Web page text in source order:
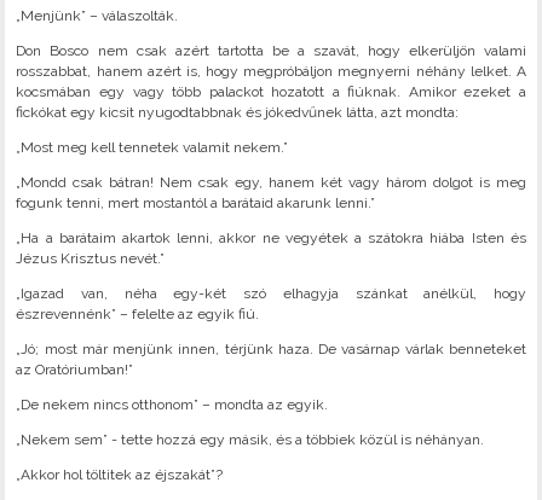
„Menjünk” – válaszolták.
Don Bosco nem csak azért tartotta be a szavát, hogy elkerüljön valami
rosszabbat, hanem azért is, hogy megpróbáljon megnyerni néhány lelket. A
kocsmában egy vagy több palackot hozatott a fiúknak. Amikor ezeket a
fickókat egy kicsit nyugodtabbnak és jókedvűnek látta, azt mondta:
„Most meg kell tennetek valamit nekem.”
„Mondd csak bátran! Nem csak egy, hanem két vagy három dolgot is meg
fogunk tenni, mert mostantól a barátaid akarunk lenni.”
„Ha a barátaim akartok lenni, akkor ne vegyétek a szátokra hiába Isten és
Jézus Krisztus nevét.”
„Igazad van, néha egy-két szó elhagyja szánkat anélkül, hogy
észrevennénk” – felelte az egyik fiú.
„Jó; most már menjünk innen, térjünk haza. De vasárnap várlak benneteket
az Oratóriumban!”
„De nekem nincs otthonom” – mondta az egyik.
„Nekem sem” - tette hozzá egy másik, és a többiek közül is néhányan.
„Akkor hol töltitek az éjszakát”?